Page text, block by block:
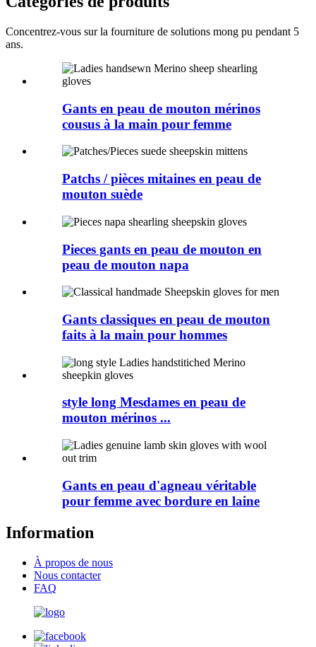
Concentrez-vous sur la fourniture de solutions mong pu pendant 5
ans.
Gants en peau de mouton mérinos
cousus à la main pour femme
Patchs / pièces mitaines en peau de
mouton suède
Pieces gants en peau de mouton en
peau de mouton napa
Gants classiques en peau de mouton
faits à la main pour hommes
style long Mesdames en peau de
mouton mérinos ...
Gants en peau d'agneau véritable
pour femme avec bordure en laine
Information
À propos de nous
Nous contacter
FAQ